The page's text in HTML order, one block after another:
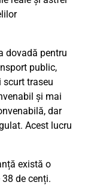
dovadă pentru
public,
scurt traseu
și mai
dar
Acest lucru
există o
de cenți.